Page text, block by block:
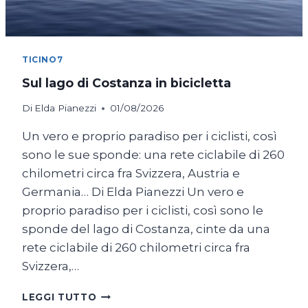
TICINO7
Sul lago di Costanza in bicicletta
Di Elda Pianezzi 01/08/2026
Un vero e proprio paradiso per i ciclisti, così
sono le sue sponde: una rete ciclabile di 260
chilometri circa fra Svizzera, Austria e
Germania… Di Elda Pianezzi Un vero e
proprio paradiso per i ciclisti, così sono le
sponde del lago di Costanza, cinte da una
rete ciclabile di 260 chilometri circa fra
Svizzera,…
LEGGI TUTTO SUL